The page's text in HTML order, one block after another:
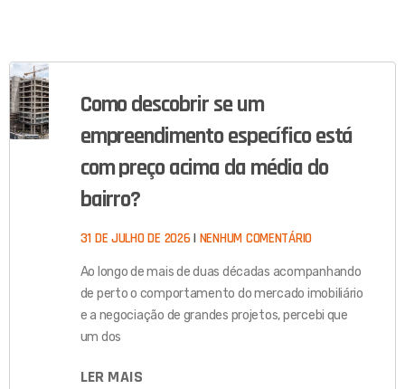
Como descobrir se um
empreendimento específico está
com preço acima da média do
bairro?
31 DE JULHO DE 2026 NENHUM COMENTÁRIO
Ao longo de mais de duas décadas acompanhando
de perto o comportamento do mercado imobiliário
e a negociação de grandes projetos, percebi que
um dos
LER MAIS